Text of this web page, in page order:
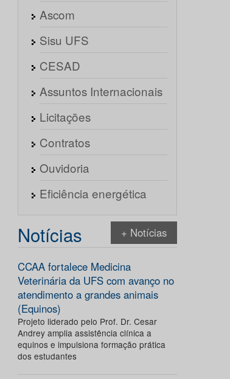
Ascom
Sisu UFS
CESAD
Assuntos Internacionais
Licitações
Contratos
Ouvidoria
Eficiência energética
Notícias + Notícias
CCAA fortalece Medicina
Veterinária da UFS com avanço no
atendimento a grandes animais
(Equinos)
Projeto liderado pelo Prof. Dr. Cesar
Andrey amplia assistência clínica a
equinos e impulsiona formação prática
dos estudantes